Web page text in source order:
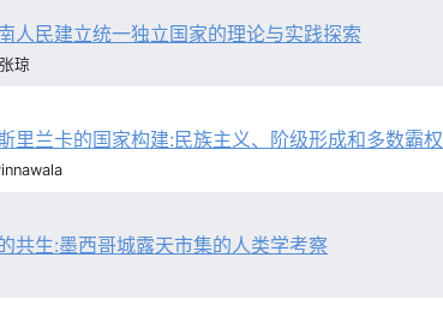
人民建立统一独立国家的理论与实践探索
琼
里兰卡的国家构建:民族主义、阶级形成和多数霸权
共生:墨西哥城露天市集的人类学考察